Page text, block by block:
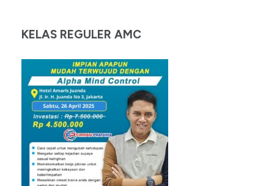
KELAS REGULER AMC